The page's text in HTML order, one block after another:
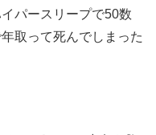
パースリープで50数
取って死んでしまった